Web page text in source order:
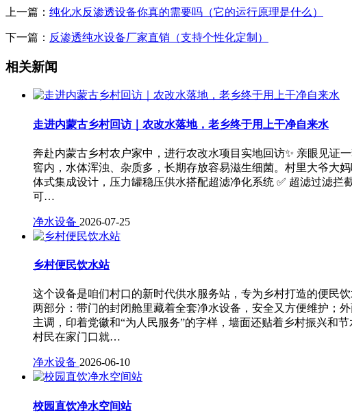
上一篇： 纯化水反渗透设备你真的需要吗（它的运行原理是什么）
下一篇： 反渗透纯水设备厂家直销（支持个性化定制）
相关新闻
走进内蒙古乡村回访｜农改水落地，老乡终于用上干净自来水
奔赴内蒙古乡村农户家中，进行农改水项目实地回访✨ 亲眼见证
窖内，水体浑浊、杂质多，长期存放容易滋生细菌。村里大爷大
体式集成设计，压力罐稳压供水搭配超滤净化系统 ✅ 超滤过滤
可…
净水设备 2026-07-25
乡村便民饮水站
这个设备是咱们村口的新时代供水服务站，专为乡村打造的便民
两部分：带门的封闭舱里藏着全套净水设备，安全又方便维护；
主调，印着党徽和“为人民服务”的字样，墙面还贴着乡村振兴和
村民在家门口就…
净水设备 2026-06-10
校园直饮净水空间站